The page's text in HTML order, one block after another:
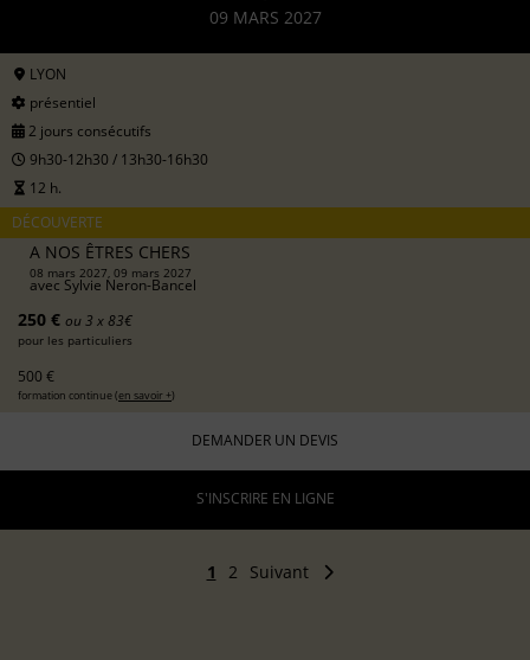
09 MARS 2027
LYON
présentiel
2 jours consécutifs
9h30-12h30 / 13h30-16h30
12 h.
DÉCOUVERTE
A NOS ÊTRES CHERS
08 mars 2027, 09 mars 2027
avec Sylvie Neron-Bancel
250 € ou 3 x 83€
pour les particuliers
500 €
formation continue (en savoir +)
DEMANDER UN DEVIS
S'INSCRIRE EN LIGNE
1 2 Suivant